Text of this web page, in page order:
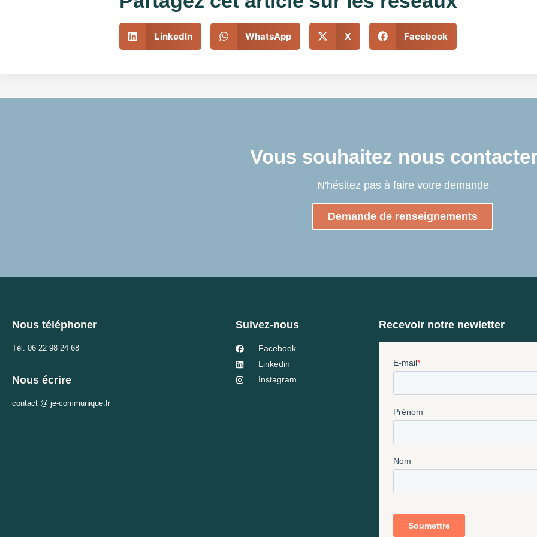
LinkedIn WhatsApp X Facebook
Vous souhaitez nous
N'hésitez pas à faire votre demande
Demande de renseignements
Nous téléphoner
Tél. 06 22 98 24 68
Nous écrire
contact @ je-communique.fr
Suivez-nous
Facebook
Linkedin
Instagram
Recevoir notre newletter